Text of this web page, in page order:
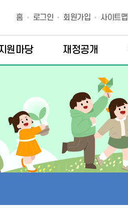
홈 로그인 회원가입 사이트맵
원마당 재정공개